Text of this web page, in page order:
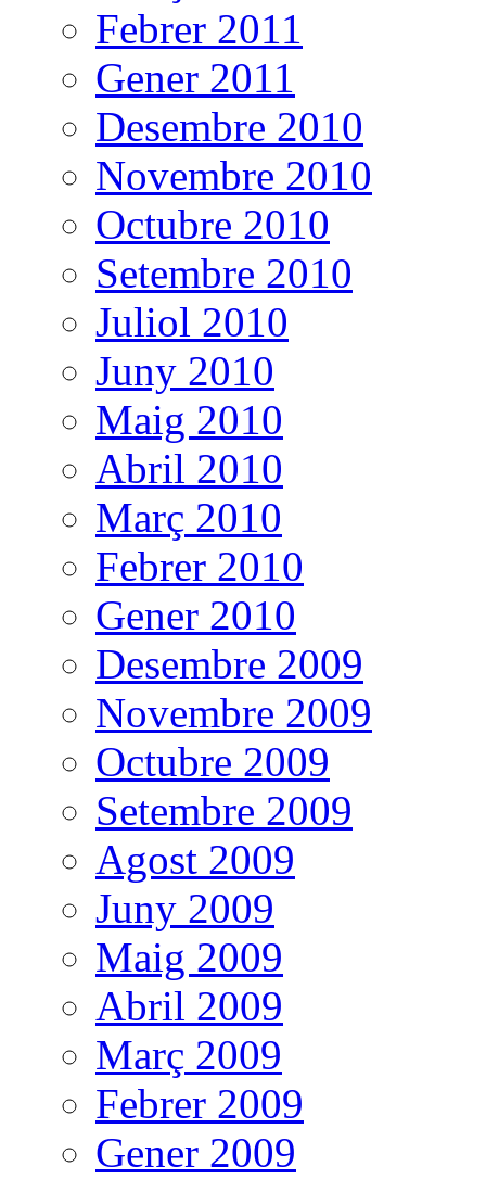
Febrer 2011
Gener 2011
Desembre 2010
Novembre 2010
Octubre 2010
Setembre 2010
Juliol 2010
Juny 2010
Maig 2010
Abril 2010
Març 2010
Febrer 2010
Gener 2010
Desembre 2009
Novembre 2009
Octubre 2009
Setembre 2009
Agost 2009
Juny 2009
Maig 2009
Abril 2009
Març 2009
Febrer 2009
Gener 2009